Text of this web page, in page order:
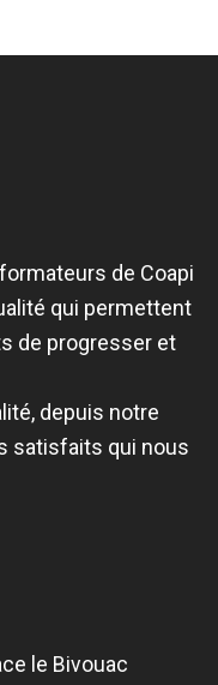
de Coapi
qui permettent
de progresser et
depuis notre
satisfaits qui nous
le Bivouac